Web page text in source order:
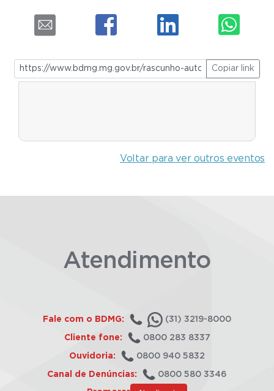
Copiar link
Voltar para ver outros eventos
Atendimento
Fale com o BDMG: (31) 3219-8000
Cliente fone: 0800 283 8337
Ouvidoria: 0800 940 5832
Canal de Denúncias: 0800 580 3346